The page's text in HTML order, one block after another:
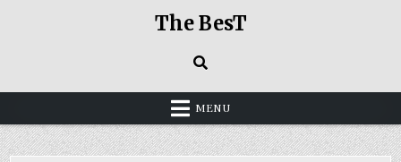
The BesT
MENU